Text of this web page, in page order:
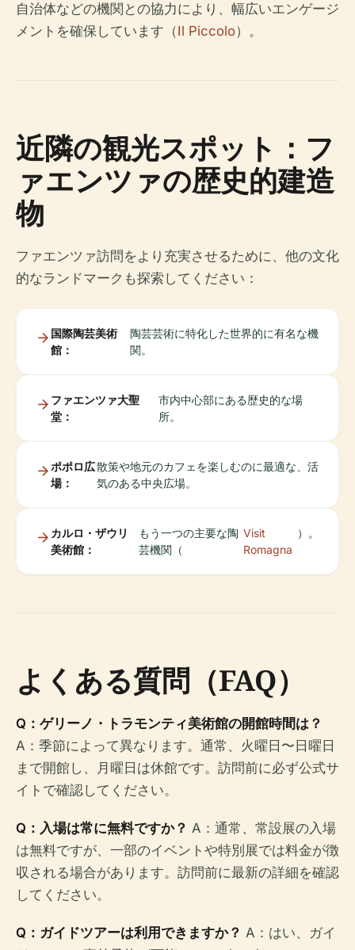
自治体などの機関との協力により、幅広いエンゲージ
メントを確保しています（Il Piccolo）。
近隣の観光スポット：フ
ァエンツァの歴史的建造
物
ファエンツァ訪問をより充実させるために、他の文化
的なランドマークも探索してください：
国際陶芸美術
館：
陶芸芸術に特化した世界的に有名な機
関。
ファエンツァ大聖
堂：
市内中心部にある歴史的な場
所。
ポポロ広
場：
散策や地元のカフェを楽しむのに最適な、活
気のある中央広場。
カルロ・ザウリ
美術館：
もう一つの主要な陶
芸機関（
Visit
Romagna
）。
よくある質問（FAQ）
Q：ゲリーノ・トラモンティ美術館の開館時間は？
A：季節によって異なります。通常、火曜日〜日曜日
まで開館し、月曜日は休館です。訪問前に必ず公式サ
イトで確認してください。
Q：入場は常に無料ですか？ A：通常、常設展の入場
は無料ですが、一部のイベントや特別展では料金が徴
収される場合があります。訪問前に最新の詳細を確認
してください。
Q：ガイドツアーは利用できますか？ A：はい、ガイ